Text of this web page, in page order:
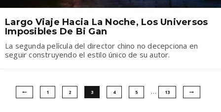
Largo Viaje Hacia La Noche, Los Universos
Imposibles De Bi Gan
La segunda película del director chino no decepciona en
seguir construyendo el estilo único de su autor.
1 2 3 4 5 … 13